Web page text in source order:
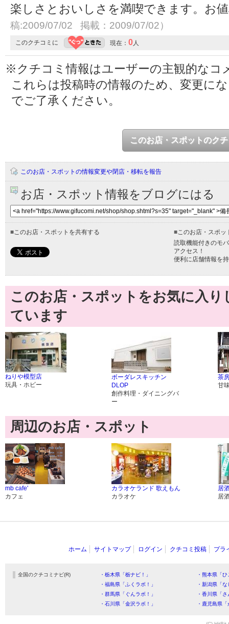
楽しさとおいしさを満喫できます。お
稿:2009/07/02 掲載：2009/07/02）
このクチコミに 現在： 0人
※クチコミ情報はユーザーの主観的なコ
これらは投稿時の情報のため、変更に
でご了承ください。
このお店・スポットのク
このお店・スポットの情報変更や閉店・移転を報告
お店・スポット情報をブログにはる
■このお店・スポットを共有する ■このお店・スポッ
読取機能付きのモ
アクセス！
便利に店舗情報を
このお店・スポットをお気に入
ています
ねりや模型店
玩具・ホビー
ボーダレスキッチン
DLOP
創作料理・ダイニングバ
ー
茶
甘
周辺のお店・スポット
mb cafe'
カフェ
カラオケランド 歌えもん
カラオケ
居
居
ホーム サイトマップ ログイン クチコミ投稿 プラ
全国のクチコミナビ(R) ・栃木県「栃ナビ！」
・熊本県「
・福島県「ふくラボ！」
・新潟県「
・群馬県「ぐんラボ！」
・香川県「
・石川県「金沢ラボ！」
・鹿児島県